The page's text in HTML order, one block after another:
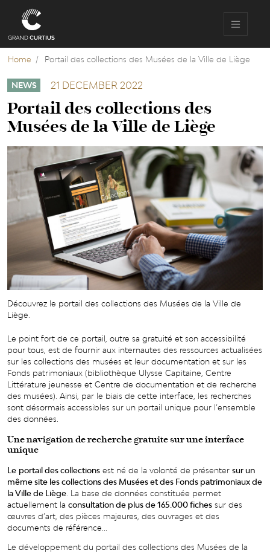
content
Home
Portail des collections des Musées de la Ville de Liège
NEWS 21 DECEMBER 2022
Portail des collections des
Musées de la Ville de Liège
Découvrez le portail des collections des Musées de la Ville de
Liège.
Le point fort de ce portail, outre sa gratuité et son accessibilité
pour tous, est de fournir aux internautes des ressources actualisées
sur les collections des musées et leur documentation et sur les
Fonds patrimoniaux (bibliothèque Ulysse Capitaine, Centre
Littérature jeunesse et Centre de documentation et de recherche
des musées). Ainsi, par le biais de cette interface, les recherches
sont désormais accessibles sur un portail unique pour l’ensemble
des données.
Une navigation de recherche gratuite sur une interface
unique
Le portail des collections est né de la volonté de présenter sur un
même site les collectionsdes Musées etdes Fonds patrimoniaux de
la Ville de Liège . La base de données constituée permet
actuellement la consultation de plus de 165.000 fiches sur des
œuvres d’art, des pièces majeures, des ouvrages et des
documents de référence...
Le développement du portail des collections des Musées de la